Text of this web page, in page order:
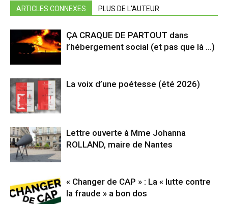
ARTICLES CONNEXES PLUS DE L'AUTEUR
ÇA CRAQUE DE PARTOUT dans
l’hébergement social (et pas que là …)
La voix d’une poétesse (été 2026)
Lettre ouverte à Mme Johanna
ROLLAND, maire de Nantes
« Changer de CAP » : La « lutte contre
la fraude » a bon dos